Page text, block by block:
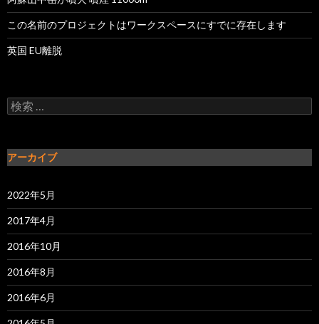
この名前のプロジェクトはワークスペースにすでに存在します
英国 EU離脱
検索:
アーカイブ
2022年5月
2017年4月
2016年10月
2016年8月
2016年6月